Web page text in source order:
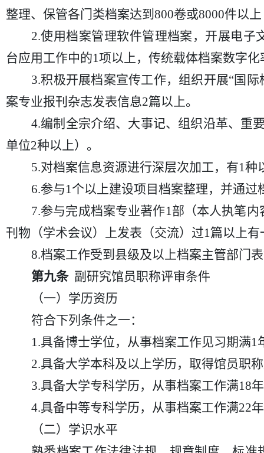
整理、保管各门类档案达到800卷或8000件以
2.使用档案管理软件管理档案，开展电
台应用工作中的1项以上，传统载体档案数字化
3.积极开展档案宣传工作，组织开展“国
案专业报刊杂志发表信息2篇以上。
4.编制全宗介绍、大事记、组织沿革、重
单位2种以上）。
5.对档案信息资源进行深层次加工，有1
6.参与1个以上建设项目档案整理，并通过
7.参与完成档案专业著作1部（本人执笔
刊物（学术会议）上发表（交流）过1篇以上
8.档案工作受到县级及以上档案主管部门
第九条副研究馆员职称评审条件
（一）学历资历
符合下列条件之一：
1.具备博士学位，从事档案工作见习期满1
2.具备大学本科及以上学历，取得馆员职
3.具备大学专科学历，从事档案工作满18
4.具备中等专科学历，从事档案工作满22
（二）学识水平